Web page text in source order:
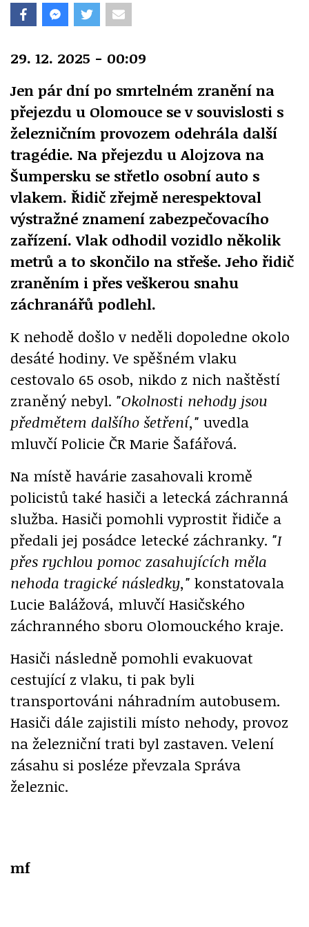
29. 12. 2025 - 00:09
Jen pár dní po smrtelném zranění na
přejezdu u Olomouce se v souvislosti s
železničním provozem odehrála další
tragédie. Na přejezdu u Alojzova na
Šumpersku se střetlo osobní auto s
vlakem. Řidič zřejmě nerespektoval
výstražné znamení zabezpečovacího
zařízení. Vlak odhodil vozidlo několik
metrů a to skončilo na střeše. Jeho řidič
zraněním i přes veškerou snahu
záchranářů podlehl.
K nehodě došlo v neděli dopoledne okolo
desáté hodiny. Ve spěšném vlaku
cestovalo 65 osob, nikdo z nich naštěstí
zraněný nebyl. "Okolnosti nehody jsou
předmětem dalšího šetření," uvedla
mluvčí Policie ČR Marie Šafářová.
Na místě havárie zasahovali kromě
policistů také hasiči a letecká záchranná
služba. Hasiči pomohli vyprostit řidiče a
předali jej posádce letecké záchranky. "I
přes rychlou pomoc zasahujících měla
nehoda tragické následky," konstatovala
Lucie Balážová, mluvčí Hasičského
záchranného sboru Olomouckého kraje.
Hasiči následně pomohli evakuovat
cestující z vlaku, ti pak byli
transportováni náhradním autobusem.
Hasiči dále zajistili místo nehody, provoz
na železniční trati byl zastaven. Velení
zásahu si posléze převzala Správa
železnic.
mf